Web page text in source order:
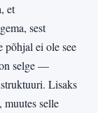
et
sest
põhjal ei ole see
selge —
Lisaks
muutes selle